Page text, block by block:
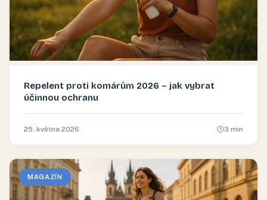
Repelent proti komárům 2026 – jak vybrat
účinnou ochranu
25. května 2026 3 min
MAGAZÍN